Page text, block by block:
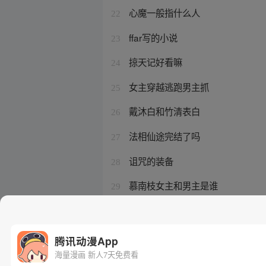
22 心魔一般指什么人
23 ffar写的小说
24 掠天记好看嘛
25 女主穿越逃跑男主抓
26 戴沐白和竹清表白
27 法相仙途完结了吗
28 诅咒的装备
29 慕南枝女主和男主是谁
腾讯动漫App
海量漫画 新人7天免费看